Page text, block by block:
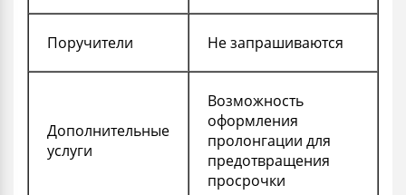
Поручители Не запрашиваются
Дополнительные
услуги
Возможность
оформления
пролонгации для
предотвращения
просрочки